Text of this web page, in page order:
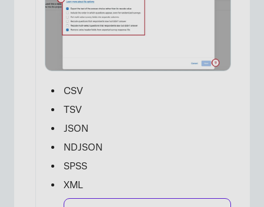
CSV
TSV
JSON
NDJSON
SPSS
XML